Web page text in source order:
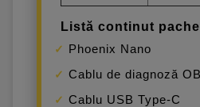
Listă continut
Phoenix Nano
Cablu de diagnoză
Cablu USB Type-C